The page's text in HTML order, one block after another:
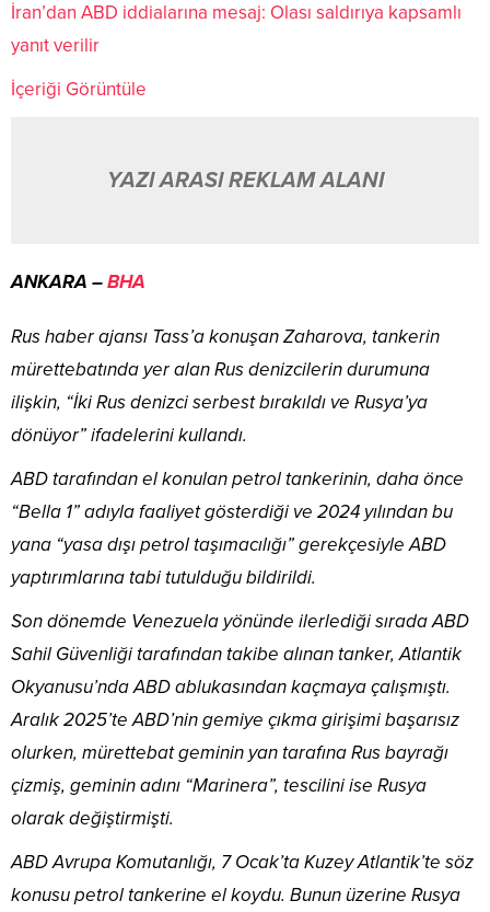
İran’dan ABD iddialarına mesaj: Olası saldırıya kapsamlı
yanıt verilir
İçeriği Görüntüle
YAZI ARASI REKLAM ALANI
ANKARA –BHA
Rus haber ajansı Tass’a konuşan Zaharova, tankerin
mürettebatında yer alan Rus denizcilerin durumuna
ilişkin, “İki Rus denizci serbest bırakıldı ve Rusya’ya
dönüyor” ifadelerini kullandı.
ABD tarafından el konulan petrol tankerinin, daha önce
“Bella 1” adıyla faaliyet gösterdiği ve 2024 yılından bu
yana “yasa dışı petrol taşımacılığı” gerekçesiyle ABD
yaptırımlarına tabi tutulduğu bildirildi.
Son dönemde Venezuela yönünde ilerlediği sırada ABD
Sahil Güvenliği tarafından takibe alınan tanker, Atlantik
Okyanusu’nda ABD ablukasından kaçmaya çalışmıştı.
Aralık 2025’te ABD’nin gemiye çıkma girişimi başarısız
olurken, mürettebat geminin yan tarafına Rus bayrağı
çizmiş, geminin adını “Marinera”, tescilini ise Rusya
olarak değiştirmişti.
ABD Avrupa Komutanlığı, 7 Ocak’ta Kuzey Atlantik’te söz
konusu petrol tankerine el koydu. Bunun üzerine Rusya